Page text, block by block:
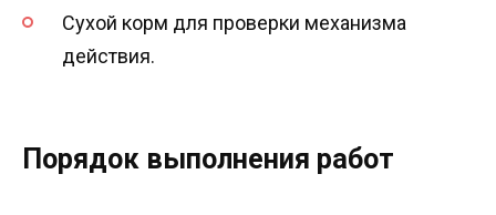
Сухой корм для проверки механизма
действия.
Порядок выполнения работ